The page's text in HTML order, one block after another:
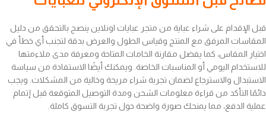
قبل الإقدام على شراء عباية من متجر عبايات اونلاين ينصح بالتحقق من دليل
المقاسات المرفق مع المنتج وقياس الطول والعرض بدقة لتجنب أي خطأ في
اختيار المقاس، كما يفضل مقارنة الخامات المتاحة ومعرفة مدى ملاءمتها
للاستخدام اليومي أو المناسبات الخاصة. ويمكنك أيضًا الاستفادة من سياسة
الاستبدال والاسترجاع لضمان تجربة شراء مريحة وخالية من المشكلات. ويجب
دائمًا التأكد من قراءة معلومات الشحن ومدة التوصيل المتوقعة قبل إتمام
عملية الدفع، مما يمنحك صورة واضحة حول تجربة التسوق كاملة.